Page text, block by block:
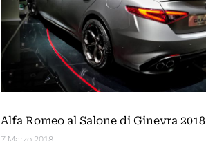
Alfa Romeo al Salone di Ginevra 2018